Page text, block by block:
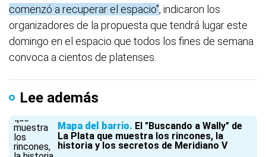
comenzó a recuperar el espacio", indicaron los
organizadores de la propuesta que tendrá lugar este
domingo en el espacio que todos los fines de semana
convoca a cientos de platenses.
Lee además
Mapa del barrio El "Buscando a Wally" de
La Plata que muestra los rincones, la
historia y los secretos de Meridiano V